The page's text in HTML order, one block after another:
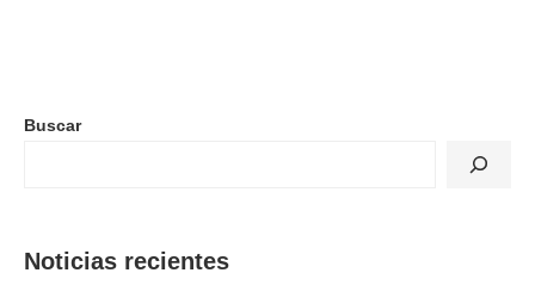
Buscar
Noticias recientes